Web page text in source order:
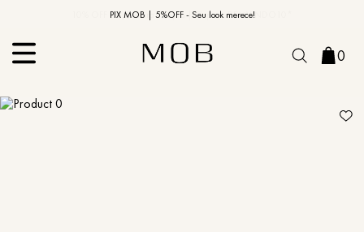
PIX MOB | 5%OFF - Seu look merece!
10% OFF na primeira compra | Cupom: BEMVINDO10*
0